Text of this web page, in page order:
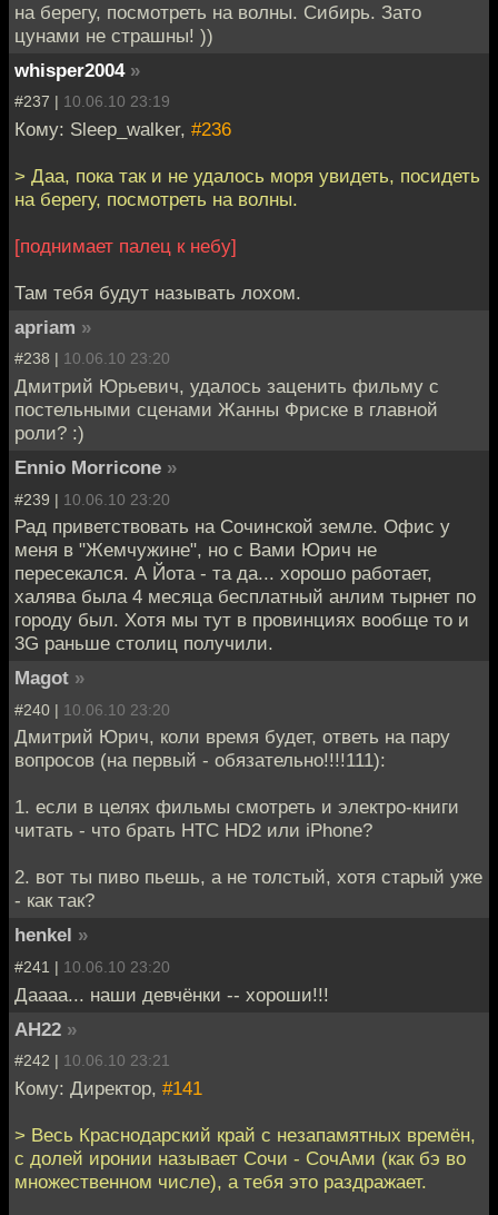
на берегу, посмотреть на волны. Сибирь. Зато
цунами не страшны! ))
whisper2004 »
#237 | 10.06.10 23:19
Кому: Sleep_walker, #236
> Даа, пока так и не удалось моря увидеть, посидеть
на берегу, посмотреть на волны.
[поднимает палец к небу]
Там тебя будут называть лохом.
apriam »
#238 | 10.06.10 23:20
Дмитрий Юрьевич, удалось заценить фильму с
постельными сценами Жанны Фриске в главной
роли? :)
Ennio Morricone »
#239 | 10.06.10 23:20
Рад приветствовать на Сочинской земле. Офис у
меня в "Жемчужине", но с Вами Юрич не
пересекался. А Йота - та да... хорошо работает,
халява была 4 месяца бесплатный анлим тырнет по
городу был. Хотя мы тут в провинциях вообще то и
3G раньше столиц получили.
Magot »
#240 | 10.06.10 23:20
Дмитрий Юрич, коли время будет, ответь на пару
вопросов (на первый - обязательно!!!!111):
1. если в целях фильмы смотреть и электро-книги
читать - что брать HTC HD2 или iPhone?
2. вот ты пиво пьешь, а не толстый, хотя старый уже
- как так?
henkel »
#241 | 10.06.10 23:20
Даааа... наши девчёнки -- хороши!!!
АН22 »
#242 | 10.06.10 23:21
Кому: Директор, #141
> Весь Краснодарский край с незапамятных времён,
с долей иронии называет Сочи - СочАми (как бэ во
множественном числе), а тебя это раздражает.